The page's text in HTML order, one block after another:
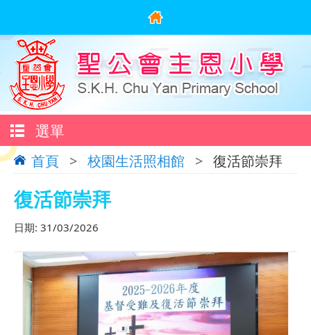
選單
首頁 > 校園生活照相館 > 復活節崇拜
復活節崇拜
日期: 31/03/2026